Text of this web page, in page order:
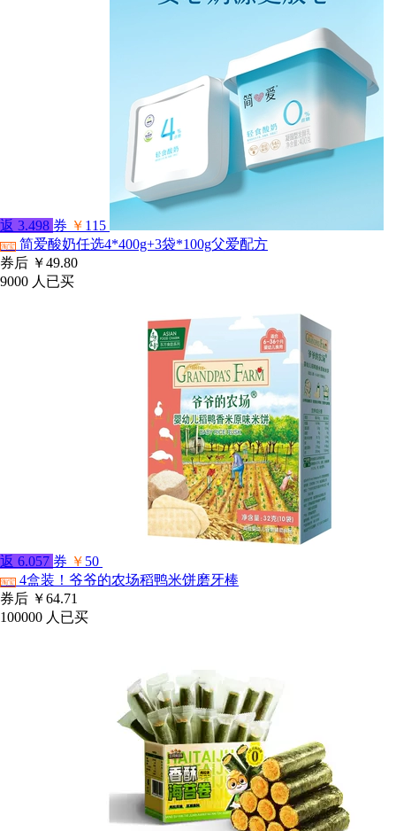
返 3.498 券 ￥ 115
淘宝 简爱酸奶任选4*400g+3袋*100g父爱配方
券后 ￥49.80
9000 人已买
返 6.057 券 ￥ 50
淘宝 4盒装！爷爷的农场稻鸭米饼磨牙棒
券后 ￥64.71
100000 人已买